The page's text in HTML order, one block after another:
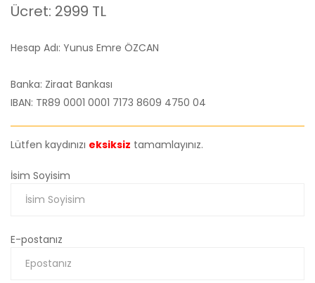
Ücret: 2999 TL
Hesap Adı: Yunus Emre ÖZCAN
Banka: Ziraat Bankası
IBAN: TR89 0001 0001 7173 8609 4750 04
Lütfen kaydınızı eksiksiz tamamlayınız.
İsim Soyisim
E-postanız